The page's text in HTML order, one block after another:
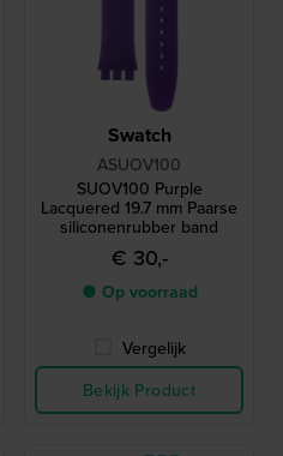
Swatch
ASUOV100
SUOV100 Purple
Lacquered 19.7 mm Paarse
siliconenrubber band
€ 30,-
● Op voorraad
Vergelijk
Bekijk Product